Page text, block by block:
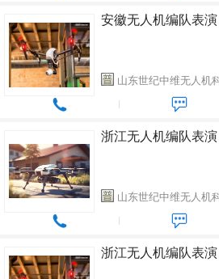
安徽无人机编队表演
山东世纪中维无人机
浙江无人机编队表演
山东世纪中维无人机
浙江无人机编队表演